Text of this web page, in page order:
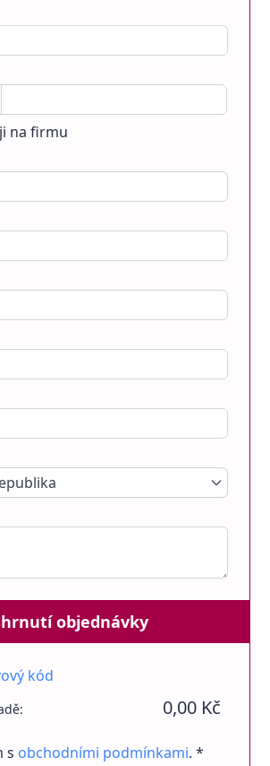
na firmu
objednávky
kód
0,00 Kč
s obchodními podmínkami. *